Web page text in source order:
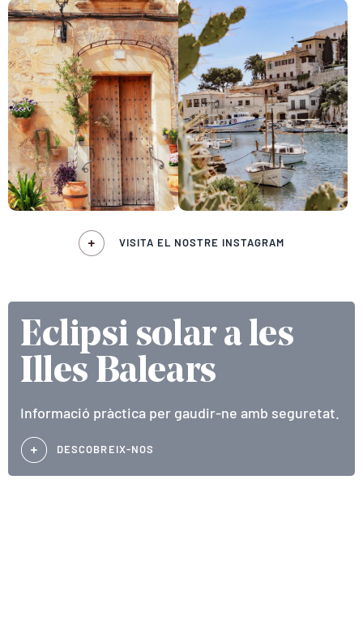
VISITA EL NOSTRE INSTAGRAM
Eclipsi solar a les
Illes Balears
Informació pràctica per gaudir-ne amb seguretat.
DESCOBREIX-NOS